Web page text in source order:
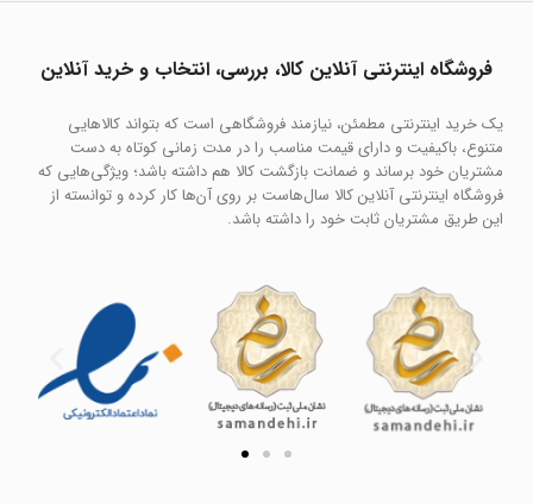
فروشگاه اینترنتی آنلاین کالا، بررسی، انتخاب و خرید آنلاین
یک خرید اینترنتی مطمئن، نیازمند فروشگاهی است که بتواند کالاهایی
متنوع، باکیفیت و دارای قیمت مناسب را در مدت زمانی کوتاه به دست
مشتریان خود برساند و ضمانت بازگشت کالا هم داشته باشد؛ ویژگی‌هایی که
فروشگاه اینترنتی آنلاین کالا سال‌هاست بر روی آن‌ها کار کرده و توانسته از
این طریق مشتریان ثابت خود را داشته باشد.